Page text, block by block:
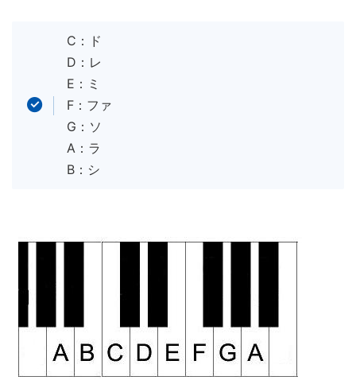
C：ド
D：レ
E：ミ
F：ファ
G：ソ
A：ラ
B：シ